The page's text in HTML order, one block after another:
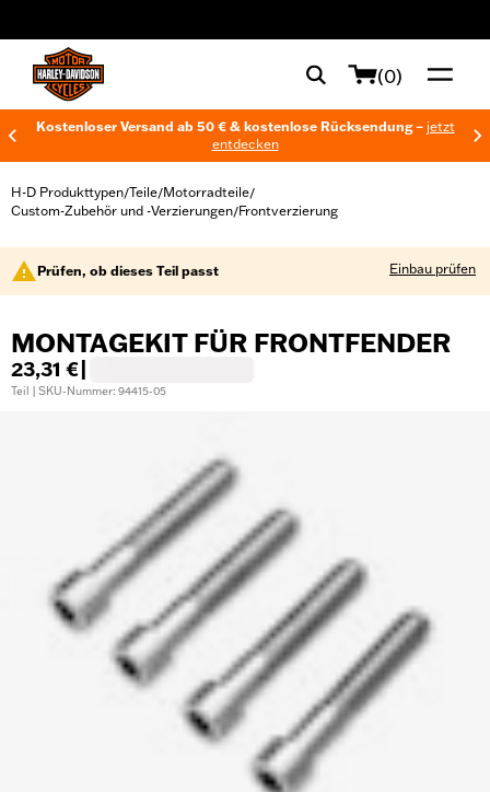
(0)
Kostenloser Versand ab 50 € & kostenlose Rücksendung – jetzt
entdecken
H-D Produkttypen/Teile/Motorradteile/
Custom-Zubehör und -Verzierungen/Frontverzierung
Prüfen, ob dieses Teil passt Einbau prüfen
MONTAGEKIT FÜR FRONTFENDER
23,31 €
Teil | SKU-Nummer: 94415-05